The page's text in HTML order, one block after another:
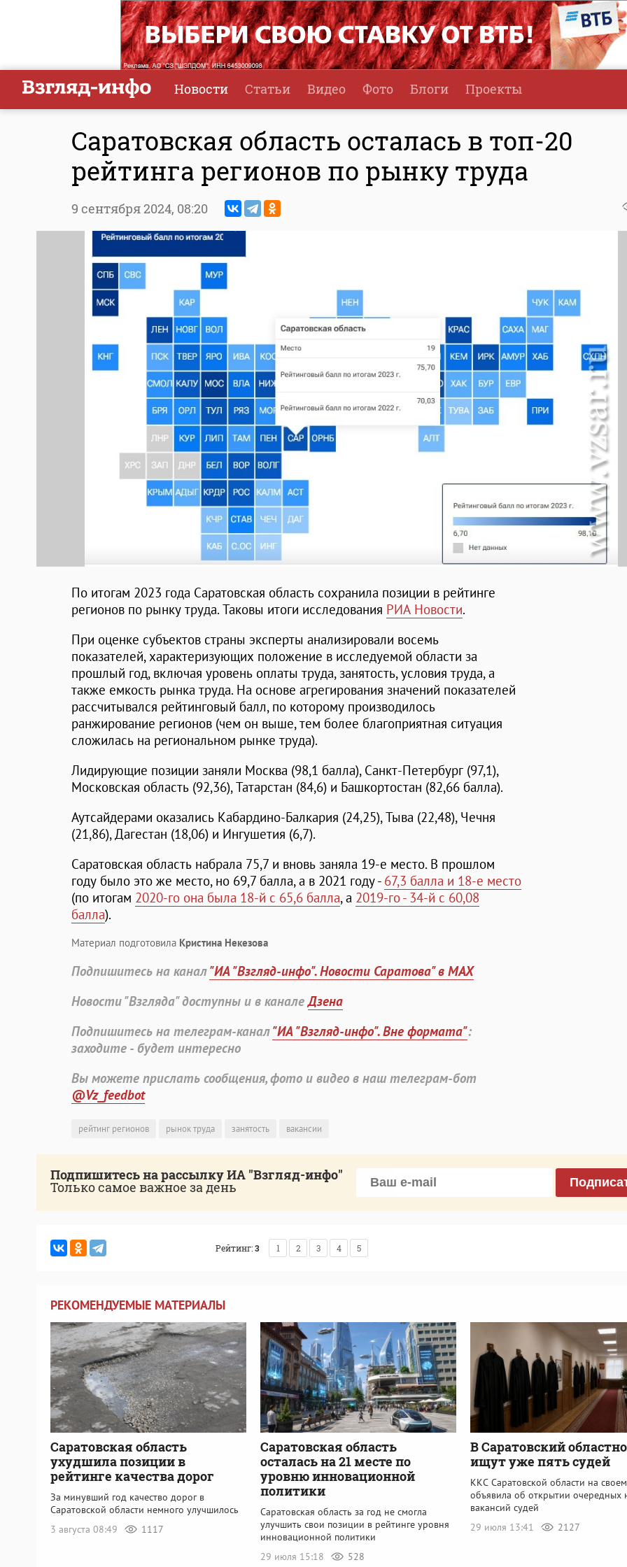
Новости Статьи Видео Фото Блоги Проекты
Саратовская область осталась в топ-20
рейтинга регионов по рынку труда
9 сентября 2024, 08:20
По итогам 2023 года Саратовская область сохранила позиции в рейтинге
регионов по рынку труда. Таковы итоги исследования РИА Новости.
При оценке субъектов страны эксперты анализировали восемь
показателей, характеризующих положение в исследуемой области за
прошлый год, включая уровень оплаты труда, занятость, условия труда, а
также емкость рынка труда. На основе агрегирования значений показателей
рассчитывался рейтинговый балл, по которому производилось
ранжирование регионов (чем он выше, тем более благоприятная ситуация
сложилась на региональном рынке труда).
Лидирующие позиции заняли Москва (98,1 балла), Санкт-Петербург (97,1),
Московская область (92,36), Татарстан (84,6) и Башкортостан (82,66 балла).
Аутсайдерами оказались Кабардино-Балкария (24,25), Тыва (22,48), Чечня
(21,86), Дагестан (18,06) и Ингушетия (6,7).
Саратовская область набрала 75,7 и вновь заняла 19-е место. В прошлом
году было это же место, но 69,7 балла, а в 2021 году - 67,3 балла и 18-е место
(по итогам 2020-го она была 18-й с 65,6 балла, а 2019-го - 34-й с 60,08
балла).
Материал подготовила Кристина Некезова
Подпишитесь на канал"ИА "Взгляд-инфо". Новости Саратова" в MAX
Новости "Взгляда" доступны и в каналеДзена
Подпишитесь на телеграм-канал"ИА "Взгляд-инфо". Вне формата":
заходите - будет интересно
Вы можете прислать сообщения, фото и видео в наш телеграм-бот
@Vz_feedbot
рейтинг регионов рынок труда занятость вакансии
Подпишитесь на рассылку ИА "Взгляд-инфо"
Только самое важное за день
Рейтинг:3 1 2 3 4 5
РЕКОМЕНДУЕМЫЕ МАТЕРИАЛЫ
Саратовская область
ухудшила позиции в
рейтинге качества дорог
За минувший год качество дорог в
Саратовской области немного улучшилось
3 августа 08:49
1117
Саратовская область
осталась на 21 месте по
уровню инновационной
политики
Саратовская область за год не смогла
улучшить свои позиции в рейтинге уровня
инновационной политики
29 июля 15:18
528
В Саратовский
ищут уже пять судей
ККС Саратовской области на
объявила об открытии очередных
вакансий судей
29 июля 13:41
2127